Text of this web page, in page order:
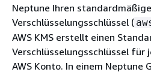
Neptune Ihren
Verschlüsselungsschlüssel (
AWS KMS erstellt einen
Verschlüsselungsschlüssel für
AWS Konto. In einem Neptune